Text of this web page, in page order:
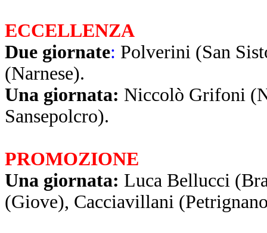
ECCELLENZA
Due giornate: Polverini (San
(Narnese).
Una giornata: Niccolò Grifoni
Sansepolcro).
PROMOZIONE
Una giornata: Luca Bellucci
(Giove), Cacciavillani